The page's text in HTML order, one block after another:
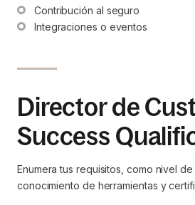
Contribución al seguro
Integraciones o eventos
Director de
Success
Enumera tus requisitos, como nivel
conocimiento de herramientas y